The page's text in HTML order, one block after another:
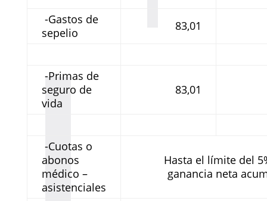
-Gastos de
sepelio
83,01
-Primas de
seguro de
vida
83,01
-Cuotas o
abonos
médico –
asistenciales
Hasta el límite del
ganancia neta